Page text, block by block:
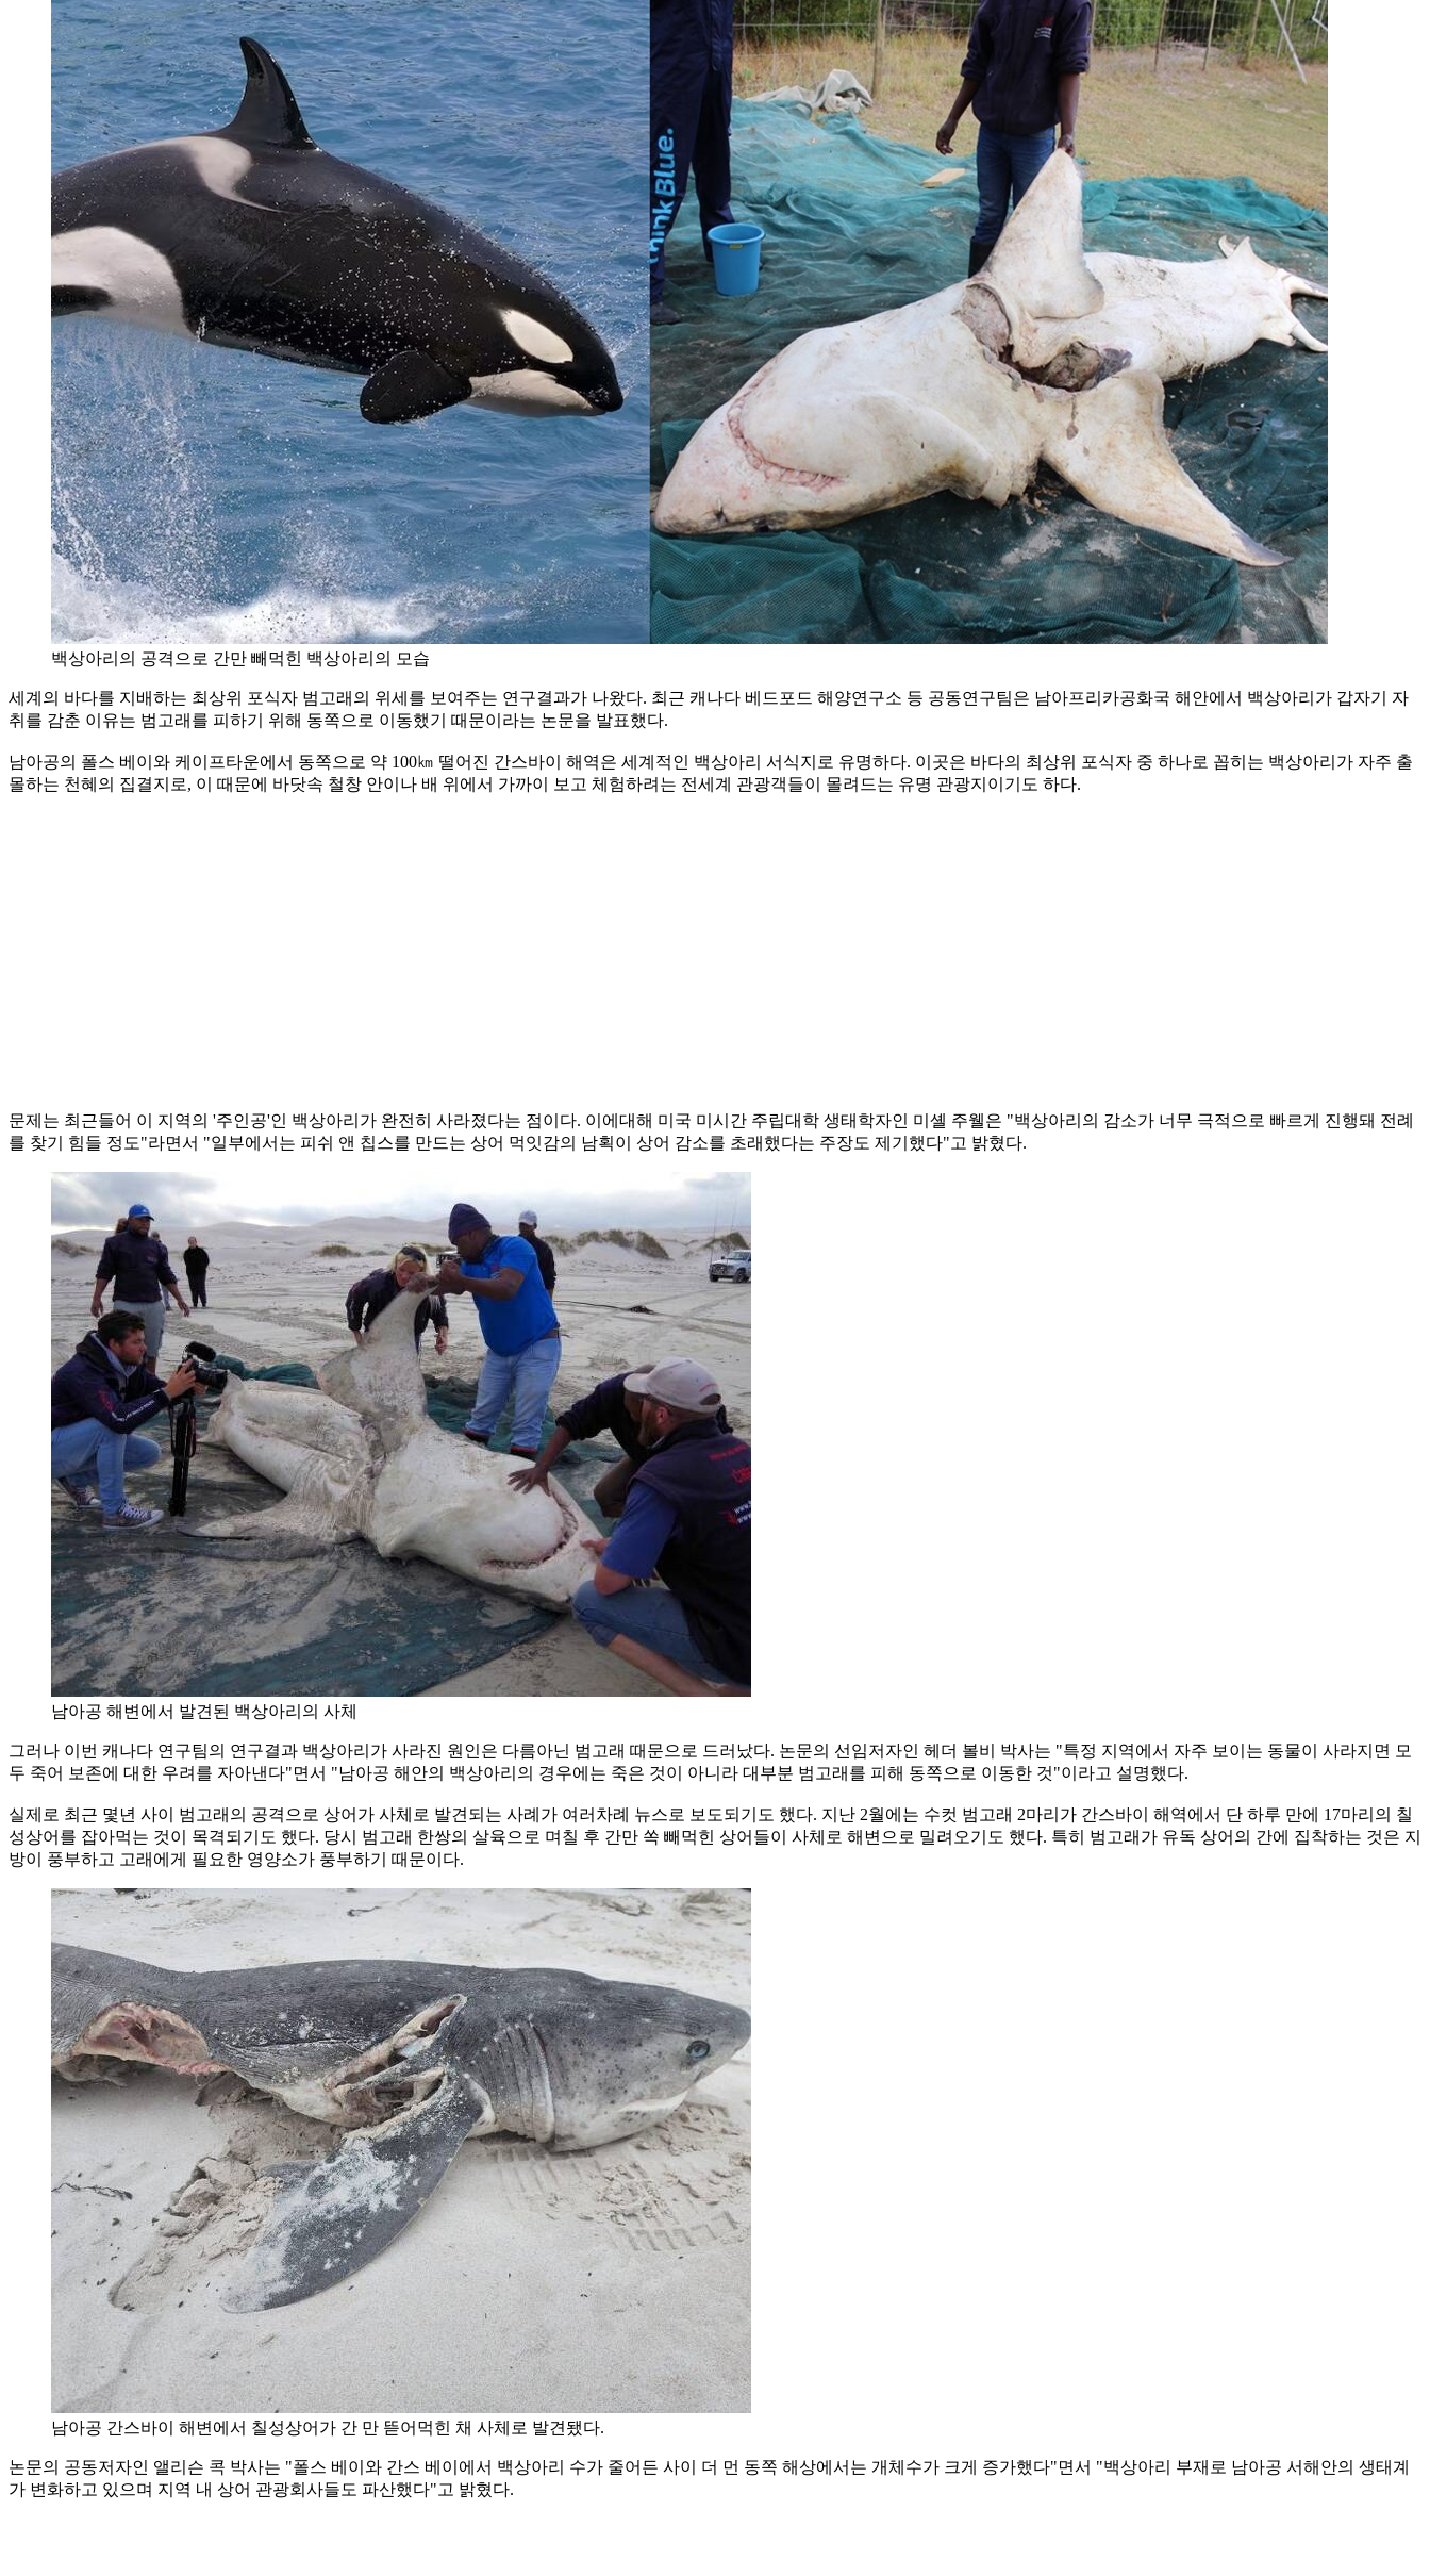
백상아리의 공격으로 간만 빼먹힌 백상아리의 모습
세계의 바다를 지배하는 최상위 포식자 범고래의 위세를 보여주는 연구결과가 나왔다. 최근 캐나다 베드포드 해양연구소 등 공동연구팀은 남아프리카공화국 해안에서 백상아리가 갑자기 자
취를 감춘 이유는 범고래를 피하기 위해 동쪽으로 이동했기 때문이라는 논문을 발표했다.
남아공의 폴스 베이와 케이프타운에서 동쪽으로 약 100㎞ 떨어진 간스바이 해역은 세계적인 백상아리 서식지로 유명하다. 이곳은 바다의 최상위 포식자 중 하나로 꼽히는 백상아리가 자주 출
몰하는 천혜의 집결지로, 이 때문에 바닷속 철창 안이나 배 위에서 가까이 보고 체험하려는 전세계 관광객들이 몰려드는 유명 관광지이기도 하다.
문제는 최근들어 이 지역의 '주인공'인 백상아리가 완전히 사라졌다는 점이다. 이에대해 미국 미시간 주립대학 생태학자인 미셸 주웰은 "백상아리의 감소가 너무 극적으로 빠르게 진행돼 전례
를 찾기 힘들 정도"라면서 "일부에서는 피쉬 앤 칩스를 만드는 상어 먹잇감의 남획이 상어 감소를 초래했다는 주장도 제기했다"고 밝혔다.
남아공 해변에서 발견된 백상아리의 사체
그러나 이번 캐나다 연구팀의 연구결과 백상아리가 사라진 원인은 다름아닌 범고래 때문으로 드러났다. 논문의 선임저자인 헤더 볼비 박사는 "특정 지역에서 자주 보이는 동물이 사라지면 모
두 죽어 보존에 대한 우려를 자아낸다"면서 "남아공 해안의 백상아리의 경우에는 죽은 것이 아니라 대부분 범고래를 피해 동쪽으로 이동한 것"이라고 설명했다.
실제로 최근 몇년 사이 범고래의 공격으로 상어가 사체로 발견되는 사례가 여러차례 뉴스로 보도되기도 했다. 지난 2월에는 수컷 범고래 2마리가 간스바이 해역에서 단 하루 만에 17마리의 칠
성상어를 잡아먹는 것이 목격되기도 했다. 당시 범고래 한쌍의 살육으로 며칠 후 간만 쏙 빼먹힌 상어들이 사체로 해변으로 밀려오기도 했다. 특히 범고래가 유독 상어의 간에 집착하는 것은 지
방이 풍부하고 고래에게 필요한 영양소가 풍부하기 때문이다.
남아공 간스바이 해변에서 칠성상어가 간 만 뜯어먹힌 채 사체로 발견됐다.
논문의 공동저자인 앨리슨 콕 박사는 "폴스 베이와 간스 베이에서 백상아리 수가 줄어든 사이 더 먼 동쪽 해상에서는 개체수가 크게 증가했다"면서 "백상아리 부재로 남아공 서해안의 생태계
가 변화하고 있으며 지역 내 상어 관광회사들도 파산했다"고 밝혔다.